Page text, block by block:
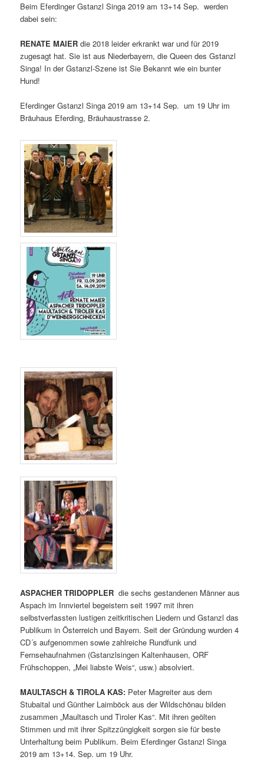
Beim Eferdinger Gstanzl Singa 2019 am 13+14 Sep. werden
dabei sein:
RENATE MAIER die 2018 leider erkrankt war und für 2019
zugesagt hat. Sie ist aus Niederbayern, die Queen des Gstanzl
Singa! In der Gstanzl-Szene ist Sie Bekannt wie ein bunter
Hund!
Eferdinger Gstanzl Singa 2019 am 13+14 Sep. um 19 Uhr im
Bräuhaus Eferding, Bräuhaustrasse 2.
ASPACHER TRIDOPPLER die sechs gestandenen Männer aus
Aspach im Innviertel begeistern seit 1997 mit ihren
selbstverfassten lustigen zeitkritischen Liedern und Gstanzl das
Publikum in Österreich und Bayern. Seit der Gründung wurden 4
CD´s aufgenommen sowie zahlreiche Rundfunk und
Fernsehaufnahmen (Gstanzlsingen Kaltenhausen, ORF
Frühschoppen, „Mei liabste Weis“, usw.) absolviert.
MAULTASCH & TIROLA KAS: Peter Magreiter aus dem
Stubaital und Günther Laimböck aus der Wildschönau bilden
zusammen „Maultasch und Tiroler Kas“. Mit ihren geölten
Stimmen und mit ihrer Spitzzüngigkeit sorgen sie für beste
Unterhaltung beim Publikum. Beim Eferdinger Gstanzl Singa
2019 am 13+14. Sep. um 19 Uhr.